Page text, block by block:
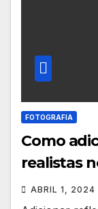
FOTOGRAFIA
Como
realistas
ABRIL 1, 2024